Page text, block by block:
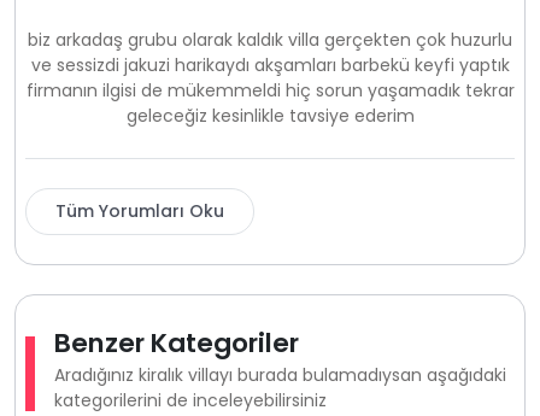
biz arkadaş grubu olarak kaldık villa gerçekten çok huzurlu
ve sessizdi jakuzi harikaydı akşamları barbekü keyfi yaptık
firmanın ilgisi de mükemmeldi hiç sorun yaşamadık tekrar
geleceğiz kesinlikle tavsiye ederim
Tüm Yorumları Oku
Benzer Kategoriler
Aradığınız kiralık villayı burada bulamadıysan aşağıdaki
kategorilerini de inceleyebilirsiniz